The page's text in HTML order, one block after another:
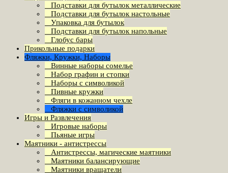
Подставки для бутылок металлические
Подставки для бутылок настольные
Упаковка для бутылок
Подставки для бутылок напольные
Глобус бары
Прикольные подарки
Фляжки, Кружки, Наборы
Винные наборы сомелье
Набор графин и стопки
Наборы с символикой
Пивные кружки
Фляги в кожанном чехле
Фляжки с символикой
Игры и Развлечения
Игровые наборы
Пьяные игры
Маятники - антистрессы
Антистрессы, магические маятники
Маятники балансирующие
Маятники вращатели